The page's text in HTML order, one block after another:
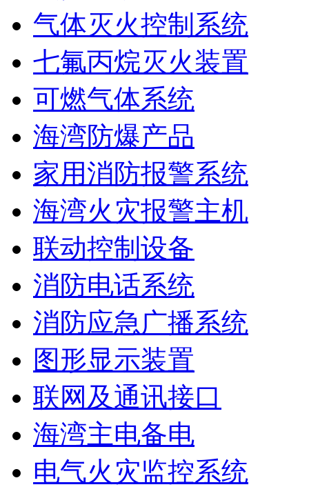
气体灭火控制系统
七氟丙烷灭火装置
可燃气体系统
海湾防爆产品
家用消防报警系统
海湾火灾报警主机
联动控制设备
消防电话系统
消防应急广播系统
图形显示装置
联网及通讯接口
海湾主电备电
电气火灾监控系统